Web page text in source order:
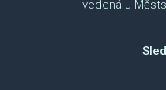
vedená u